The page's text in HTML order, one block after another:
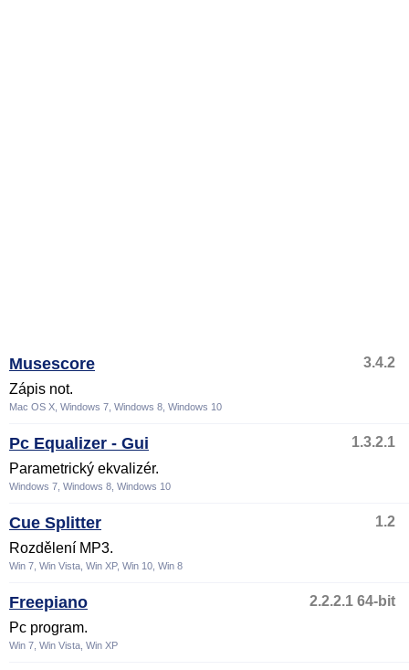
Musescore
3.4.2
Zápis not.
Mac OS X, Windows 7, Windows 8, Windows 10
Pc Equalizer - Gui
1.3.2.1
Parametrický ekvalizér.
Windows 7, Windows 8, Windows 10
Cue Splitter
1.2
Rozdělení MP3.
Win 7, Win Vista, Win XP, Win 10, Win 8
Freepiano
2.2.2.1 64-bit
Pc program.
Win 7, Win Vista, Win XP